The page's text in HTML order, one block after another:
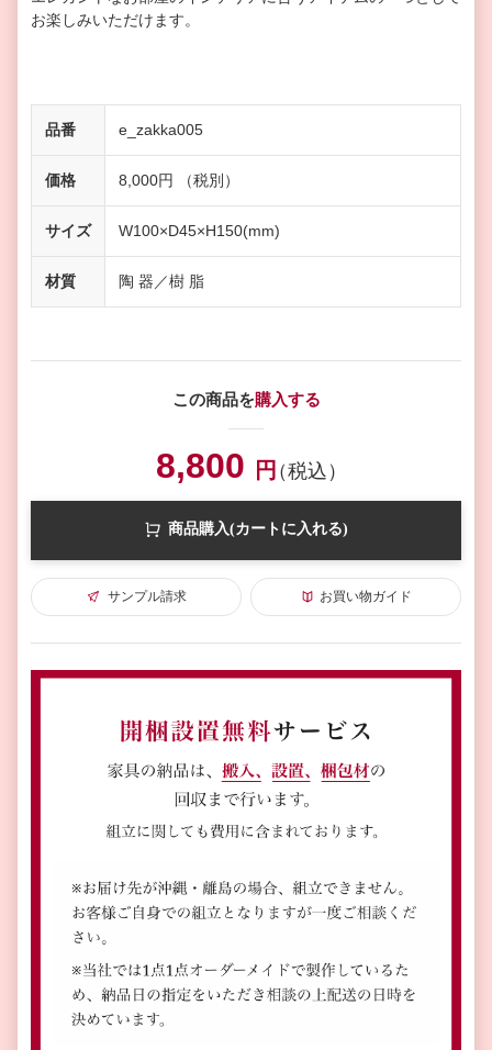
お楽しみいただけます。
品番 e_zakka005
価格 8,000円 （税別）
サイズ W100×D45×H150(mm)
材質 陶 器／樹 脂
この商品を購入する
8,800 円（税込）
商品購入(カートに入れる)
サンプル請求 お買い物ガイド